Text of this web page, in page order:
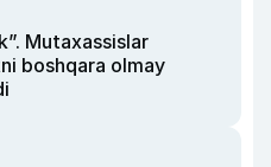
Mutaxassislar
boshqara olmay